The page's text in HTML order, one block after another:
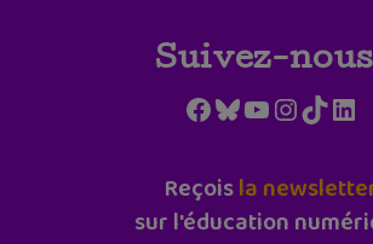
Suivez-nous
Facebook
Bluesky
YouTube
TikTok
Reçoisla
sur l'éducation